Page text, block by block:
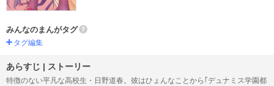
みんなのまんがタグ
タグ編集
あらすじ | ストーリー
特徴のない平凡な高校生・日野道春。彼はひょんなことから｢デュナミス学園都